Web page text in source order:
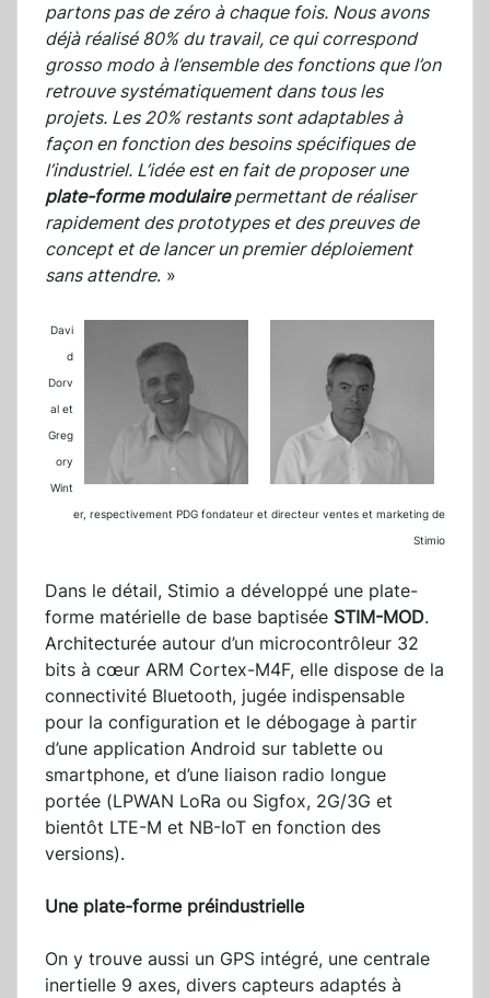
partons pas de zéro à chaque fois. Nous avons
déjà réalisé 80% du travail, ce qui correspond
grosso modo à l’ensemble des fonctions que l’on
retrouve systématiquement dans tous les
projets. Les 20% restants sont adaptables à
façon en fonction des besoins spécifiques de
l’industriel. L’idée est en fait de proposer une
plate-forme modulairepermettant de réaliser
rapidement des prototypes et des preuves de
concept et de lancer un premier déploiement
sans attendre. »
Davi
d
Dorv
al et
Greg
ory
Wint
er, respectivement PDG fondateur et directeur ventes et marketing de
Stimio
Dans le détail, Stimio a développé une plate-
forme matérielle de base baptisée STIM-MOD.
Architecturée autour d’un microcontrôleur 32
bits à cœur ARM Cortex-M4F, elle dispose de la
connectivité Bluetooth, jugée indispensable
pour la configuration et le débogage à partir
d’une application Android sur tablette ou
smartphone, et d’une liaison radio longue
portée (LPWAN LoRa ou Sigfox, 2G/3G et
bientôt LTE-M et NB-IoT en fonction des
versions).
Une plate-forme préindustrielle
On y trouve aussi un GPS intégré, une centrale
inertielle 9 axes, divers capteurs adaptés à